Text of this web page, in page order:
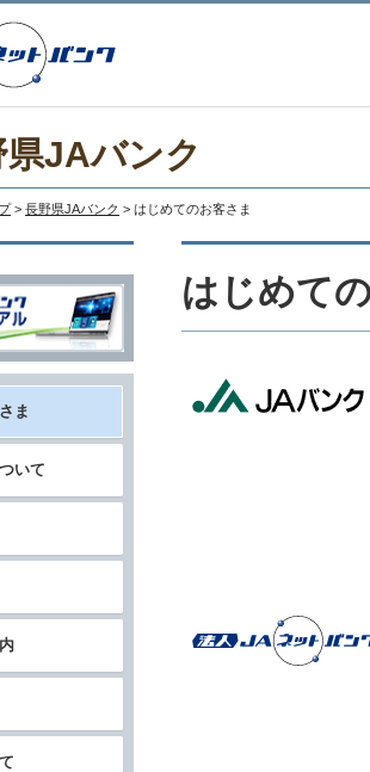
県JAバンク
> 長野県JAバンク > はじめてのお客さま
はじめて
ま
いて